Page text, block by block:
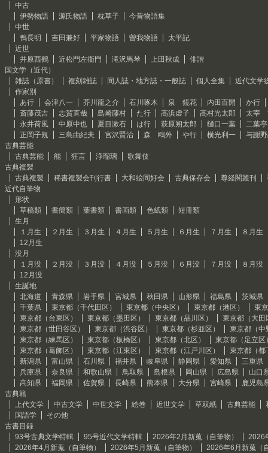
中古
伊勢物語
源氏物語 枕草子
今昔物語集
中世
鴨長明
吉田兼好 平家物語 曽我物語
太平記
近世
井原西鶴
近松門左衛門 滝沢馬琴 上田秋成
俳諧
国文学（近代）
雑誌（原書）
複刻雑誌 同人誌・地方誌・一般誌 個人全集
近代文学
作家別
あ行
会津八一 芥川龍之介 石川啄木 泉 鏡花 内田百閒
か行
斎藤茂吉
志賀直哉 島崎藤村 た行 高浜虚子 高村光太郎
太宰
永井荷風
中原中也 夏目漱石 は行 萩原朔太郎 樋口一葉
二葉
正岡子規
三島由紀夫 宮沢賢治 森 鴎外 や行 横光利一
与謝
古典芸能
古典芸能
能 狂言 浄瑠璃
歌舞伎
古典複製
古典複製
稀書複製会刊行書 大和絵同好会 古典保存会 尊経閣叢刊
近代自筆物
形状
草稿類
書簡類 葉書類 書画類 色紙類
短冊類
生月
１月生
２月生 ３月生 ４月生 ５月生 ６月生 ７月生
８月生
12月生
没月
１月没
２月没 ３月没 ４月没 ５月没 ６月没 ７月没
８月没
12月没
生誕地
北海道
青森県 岩手県 宮城県 秋田県 山形県 福島県
茨城県
千葉県
東京都（千代田区） 東京都（中央区） 東京都（港区）
東
東京都（台東区）
東京都（墨田区） 東京都（品川区）
東京都（大田
東京都（世田谷区）
東京都（渋谷区） 東京都（杉並区）
東京都（中
東京都（練馬区）
東京都（板橋区） 東京都（北区）
東京都（足立区
東京都（葛飾区）
東京都（江東区） 東京都（江戸川区）
東京都（都
新潟県
富山県 石川県 福井県 岐阜県 静岡県 愛知県
三重県
兵庫県
奈良県 和歌山県 鳥取県 島根県 岡山県 広島県
山口
高知県
福岡県 佐賀県 長崎県 熊本県 大分県 宮崎県
鹿児島
古典籍
上代文学
中古文学 中世文学 絵巻 近世文学 草双紙 古典芸能
国語学
その他
古書目録
93号古典文学特輯
95号近代文学特輯 2026年2月新蒐（自筆物）
2026
2026年4月新蒐（自筆物）
2026年5月新蒐（自筆物）
2026年6月新蒐（